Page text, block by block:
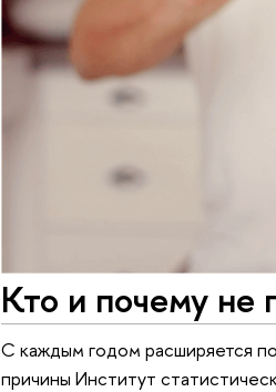
Кто и почему не
С каждым годом расширяется
причины Институт